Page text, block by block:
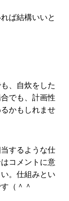
ば結構いいと
、自炊をした
でも、計画性
かもしれませ
するような仕
コメントに意
。仕組みとい
（＾＾